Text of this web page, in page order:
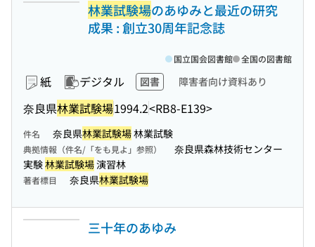
林業試験場のあゆみと最近の研究
成果 : 創立30周年記念誌
紙 デジタル 図書 障害者向け資料あり
奈良県林業試験場1994.2<RB8-E139>
国立国会図書館 全国の図書館
件名 奈良県林業試験場林業試験
典拠情報（件名/「をも見よ」参照）
奈良県森林技術センター
実験林業試験場演習林
著者標目 奈良県林業試験場
三十年のあゆみ